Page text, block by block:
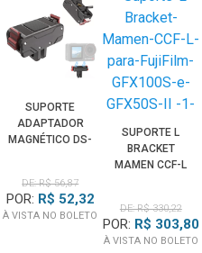
SUPORTE
ADAPTADOR
MAGNÉTICO DS-
OSMO ACTION 5
PRO/4/3
DE: R$ 56,87
POR: R$ 52,32
À VISTA NO BOLETO
SUPORTE L
BRACKET
MAMEN CCF-L
GFX50S II
DE: R$ 330,22
POR: R$ 303,80
À VISTA NO BOLETO